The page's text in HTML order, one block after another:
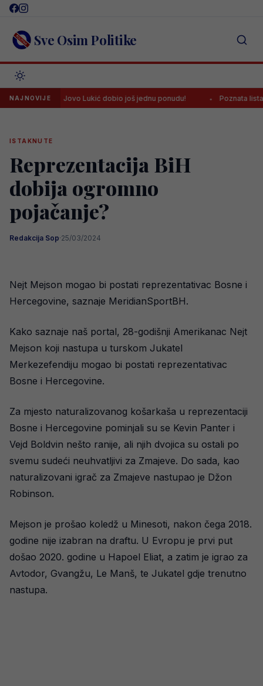
Skip
content Sve Osim Politike
NAJNOVIJEJovo Lukić dobio još jednu ponudu! Poznata lista sudija
ISTAKNUTE
Reprezentacija BiH
dobija ogromno
pojačanje?
Redakcija Sop·25/03/2024
Nejt Mejson mogao bi postati reprezentativac Bosne i
Hercegovine, saznaje MeridianSportBH.
Kako saznaje naš portal, 28-godišnji Amerikanac Nejt
Mejson koji nastupa u turskom Jukatel
Merkezefendiju mogao bi postati reprezentativac
Bosne i Hercegovine.
Za mjesto naturalizovanog košarkaša u reprezentaciji
Bosne i Hercegovine pominjali su se Kevin Panter i
Vejd Boldvin nešto ranije, ali njih dvojica su ostali po
svemu sudeći neuhvatljivi za Zmajeve. Do sada, kao
naturalizovani igrač za Zmajeve nastupao je Džon
Robinson.
Mejson je prošao koledž u Minesoti, nakon čega 2018.
godine nije izabran na draftu. U Evropu je prvi put
došao 2020. godine u Hapoel Eliat, a zatim je igrao za
Avtodor, Gvangžu, Le Manš, te Jukatel gdje trenutno
nastupa.